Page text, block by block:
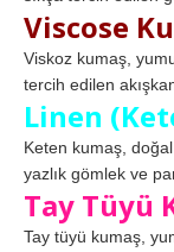
Viscose
Viskoz kumaş,
tercih edilen
Linen
Keten kumaş,
yazlık gömlek ve
Tay Tüyü
Tay tüyü kumaş,